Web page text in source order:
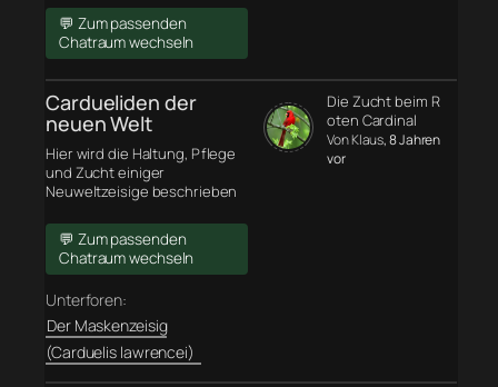
💬 Zum passenden
Chatraum wechseln
Cardueliden der
neuen Welt
Hier wird die Haltung, Pflege
und Zucht einiger
Neuweltzeisige beschrieben
💬 Zum passenden
Chatraum wechseln
Unterforen:
Der Maskenzeisig
(Carduelis lawrencei)
Die Zucht beim R
oten Cardinal
Von Klaus, 8 Jahren
vor